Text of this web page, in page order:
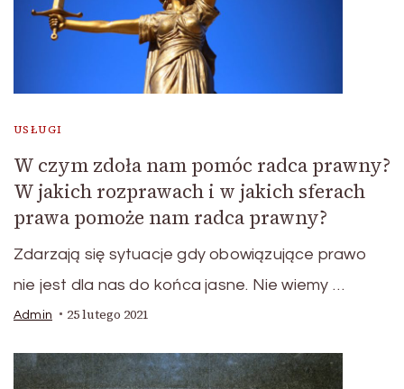
USŁUGI
W czym zdoła nam pomóc radca prawny?
W jakich rozprawach i w jakich sferach
prawa pomoże nam radca prawny?
Zdarzają się sytuacje gdy obowiązujące prawo
nie jest dla nas do końca jasne. Nie wiemy …
Admin 25 lutego 2021